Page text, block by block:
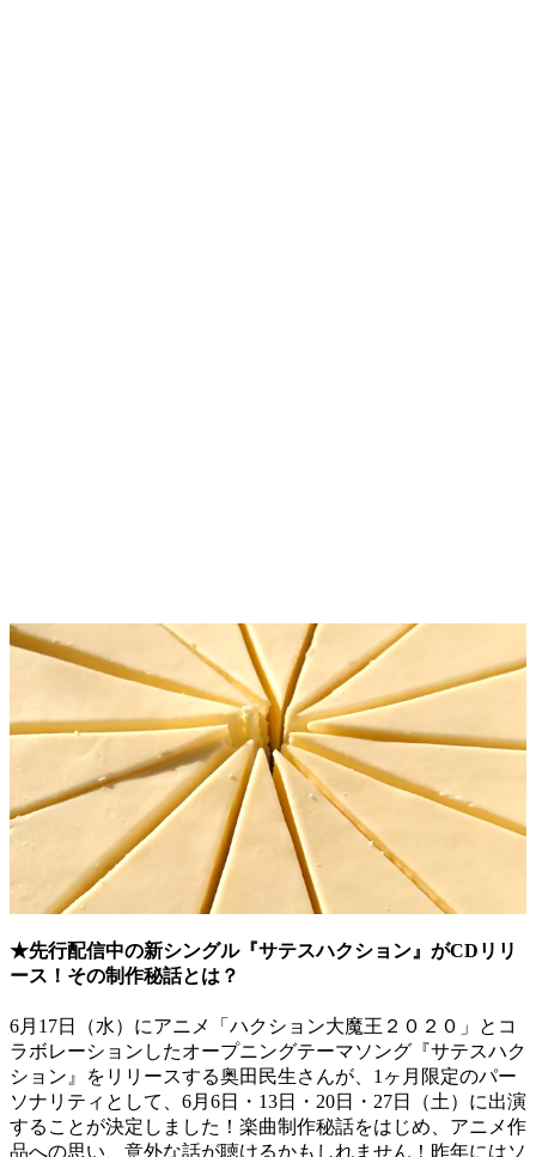
★先行配信中の新シングル『サテスハクション』がCDリリ
ース！その制作秘話とは？
6月17日（水）にアニメ「ハクション大魔王２０２０」とコ
ラボレーションしたオープニングテーマソング『サテスハク
ション』をリリースする奥田民生さんが、1ヶ月限定のパー
ソナリティとして、6月6日・13日・20日・27日（土）に出演
することが決定しました！楽曲制作秘話をはじめ、アニメ作
品への思い、意外な話が聴けるかもしれません！昨年にはソ